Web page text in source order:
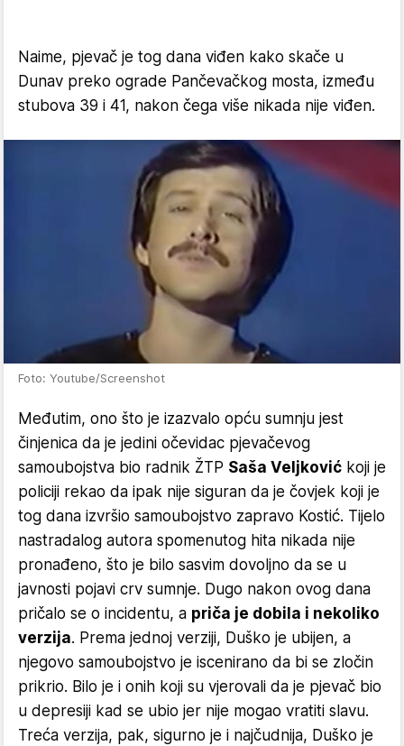
Naime, pjevač je tog dana viđen kako skače u
Dunav preko ograde Pančevačkog mosta, između
stubova 39 i 41, nakon čega više nikada nije viđen.
Foto: Youtube/Screenshot
Međutim, ono što je izazvalo opću sumnju jest
činjenica da je jedini očevidac pjevačevog
samoubojstva bio radnik ŽTP Saša Veljković koji je
policiji rekao da ipak nije siguran da je čovjek koji je
tog dana izvršio samoubojstvo zapravo Kostić. Tijelo
nastradalog autora spomenutog hita nikada nije
pronađeno, što je bilo sasvim dovoljno da se u
javnosti pojavi crv sumnje. Dugo nakon ovog dana
pričalo se o incidentu, a priča je dobila i nekoliko
verzija. Prema jednoj verziji, Duško je ubijen, a
njegovo samoubojstvo je iscenirano da bi se zločin
prikrio. Bilo je i onih koji su vjerovali da je pjevač bio
u depresiji kad se ubio jer nije mogao vratiti slavu.
Treća verzija, pak, sigurno je i najčudnija, Duško je